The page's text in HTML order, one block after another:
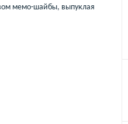
мемо-шайбы, выпуклая